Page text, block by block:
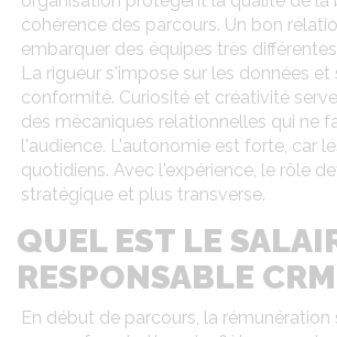
cohérence des parcours. Un bon
embarquer des équipes très
La rigueur s'impose sur les données et
conformité. Curiosité et créativité
des mécaniques relationnelles qui ne
l'audience. L'autonomie est forte, car
quotidiens. Avec l'expérience, le rôle
stratégique et plus transverse.
QUEL EST LE
RESPONSABLE
En début de parcours, la